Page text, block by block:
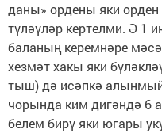
даны» ордены яки
түләүләр кертелми. Ә 1
баланың керемнәре
хезмәт хакы яки
тыш) дә исәпкә
чорында ким дигәндә 6
белем бирү яки югары